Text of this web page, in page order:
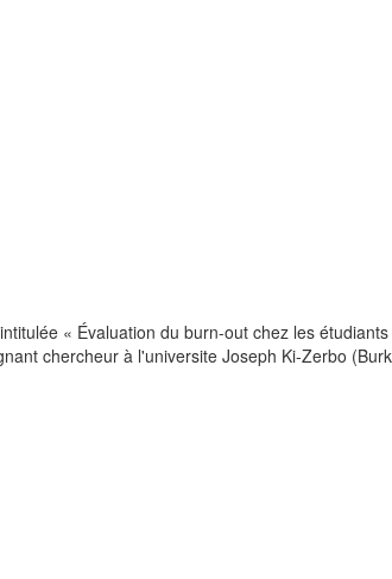
« Évaluation du burn-out chez les
chercheur à l'universite Joseph Ki-Zerbo